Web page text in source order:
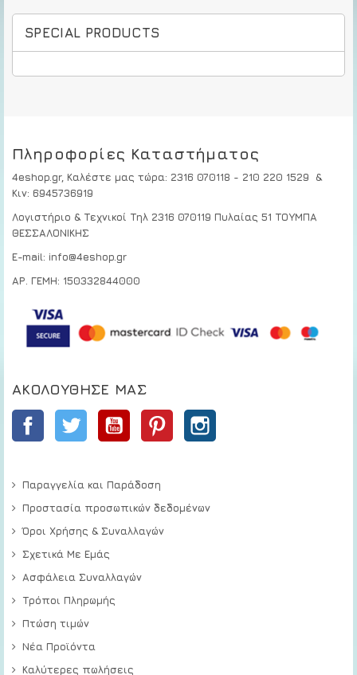
SPECIAL PRODUCTS
Πληροφορίες Καταστήματος
4eshop.gr, Καλέστε μας τώρα: 2316 070118 - 210 220 1529
&
Κιν: 6945736919
Λογιστήριο & Τεχνικοί Τηλ 2316 070119 Πυλαίας 51 ΤΟΥΜΠΑ
ΘΕΣΣΑΛΟΝΙΚΗΣ
E-mail: info@4eshop.gr
ΑΡ. ΓΕΜΗ: 150332844000
ΑΚΟΛΟΎΘΗΣΕ ΜΑΣ
Facebook Twitter YouTube Pinterest
Παραγγελία και Παράδοση
Προστασία προσωπικών δεδομένων
Όροι Χρήσης & Συναλλαγών
Σχετικά Με Εμάς
Ασφάλεια Συναλλαγών
Τρόποι Πληρωμής
Πτώση τιμών
Νέα Προϊόντα
Καλύτερες πωλήσεις